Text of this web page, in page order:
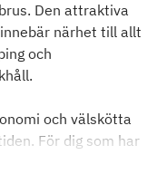
Den attraktiva
närhet till allt
och
och välskötta
För dig som har